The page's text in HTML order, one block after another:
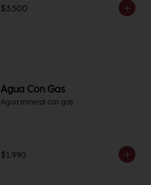
$3.500
Agua Con Gas
Agua mineral con gas
$1.990